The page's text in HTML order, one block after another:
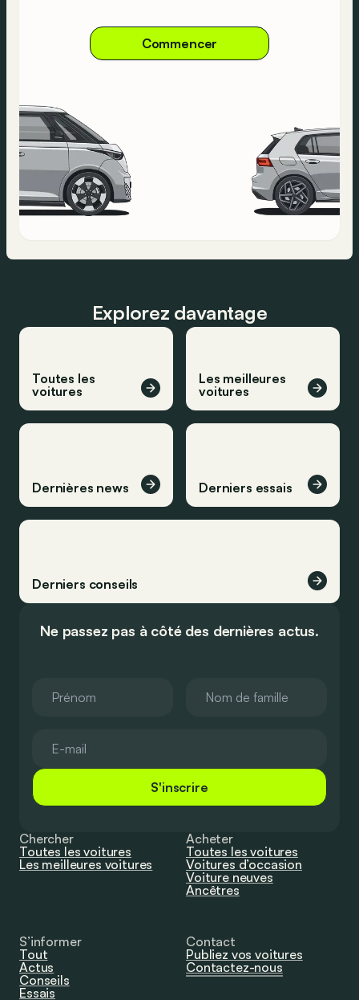
Commencer
Explorez davantage
Toutes les
voitures
Les meilleures
voitures
Dernières news Derniers essais
Derniers conseils
Ne passez pas à côté des dernières actus.
S'inscrire
Chercher
Toutes les voitures
Les meilleures voitures
Acheter
Toutes les voitures
Voitures d’occasion
Voiture neuves
Ancêtres
S’informer
Tout
Actus
Conseils
Essais
Contact
Publiez vos voitures
Contactez-nous